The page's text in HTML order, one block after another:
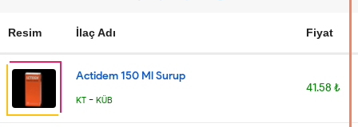
Resim İlaç Adı Fiyat
Actidem 150 Ml Surup
KT - KÜB
41.58 ₺